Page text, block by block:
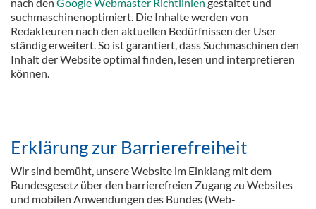
nach den Google Webmaster Richtlinien gestaltet und
suchmaschinenoptimiert. Die Inhalte werden von
Redakteuren nach den aktuellen Bedürfnissen der User
ständig erweitert. So ist garantiert, dass Suchmaschinen den
Inhalt der Website optimal finden, lesen und interpretieren
können.
Erklärung zur Barrierefreiheit
Wir sind bemüht, unsere Website im Einklang mit dem
Bundesgesetz über den barrierefreien Zugang zu Websites
und mobilen Anwendungen des Bundes (Web-